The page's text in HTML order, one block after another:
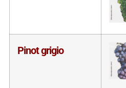
Pinot grigio